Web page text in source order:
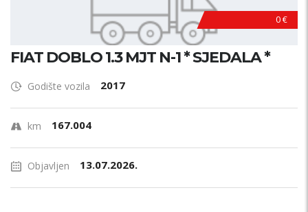
0 €
FIAT DOBLO 1.3 MJT N-1 * SJEDALA *
Godište vozila 2017
km 167.004
Objavljen 13.07.2026.